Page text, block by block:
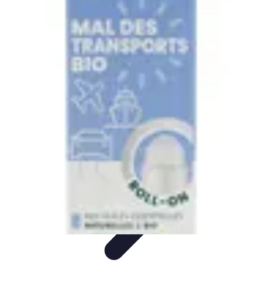
Budget et ÉconomieTendancesConseils
Comparatifs
Pièces Agricoles